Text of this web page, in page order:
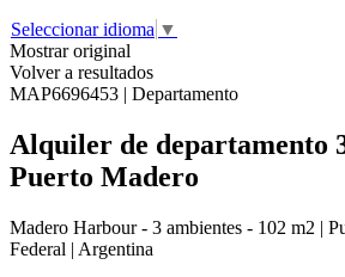
Seleccionar idioma ▼
Mostrar original
Volver a resultados
MAP6696453 | Departamento
Alquiler de departamento
Puerto Madero
Madero Harbour - 3 ambientes - 102 m2 |
Federal | Argentina